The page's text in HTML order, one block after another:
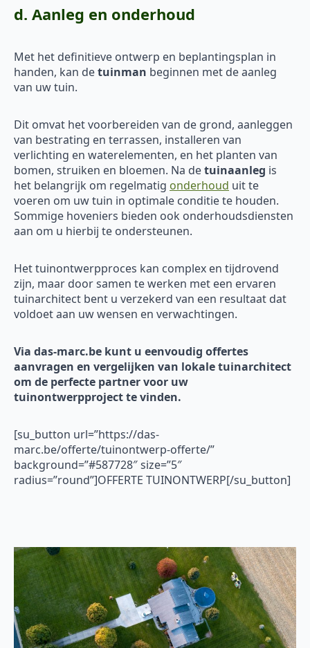
d. Aanleg en onderhoud
Met het definitieve ontwerp en beplantingsplan in
handen, kan detuinman beginnen met de aanleg
van uw tuin.
Dit omvat het voorbereiden van de grond, aanleggen
van bestrating en terrassen, installeren van
verlichting en waterelementen, en het planten van
bomen, struiken en bloemen. Na detuinaanleg is
het belangrijk om regelmatig onderhoud uit te
voeren om uw tuin in optimale conditie te houden.
Sommige hoveniers bieden ook onderhoudsdiensten
aan om u hierbij te ondersteunen.
Het tuinontwerpproces kan complex en tijdrovend
zijn, maar door samen te werken met een ervaren
tuinarchitect bent u verzekerd van een resultaat dat
voldoet aan uw wensen en verwachtingen.
Via das-marc.be kunt u eenvoudig offertes
aanvragen en vergelijken van lokale tuinarchitect
om de perfecte partner voor uw
tuinontwerpproject te vinden.
[su_button url=”https://das-
marc.be/offerte/tuinontwerp-offerte/”
background=”#587728″ size=”5″
radius=”round”]OFFERTE TUINONTWERP[/su_button]